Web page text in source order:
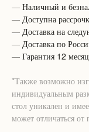
— Наличный и
— Доступна
— Доставка на
— Доставка по
— Гарантия 12
*Также возможно
индивидуальным
стол уникален и
может отличаться от